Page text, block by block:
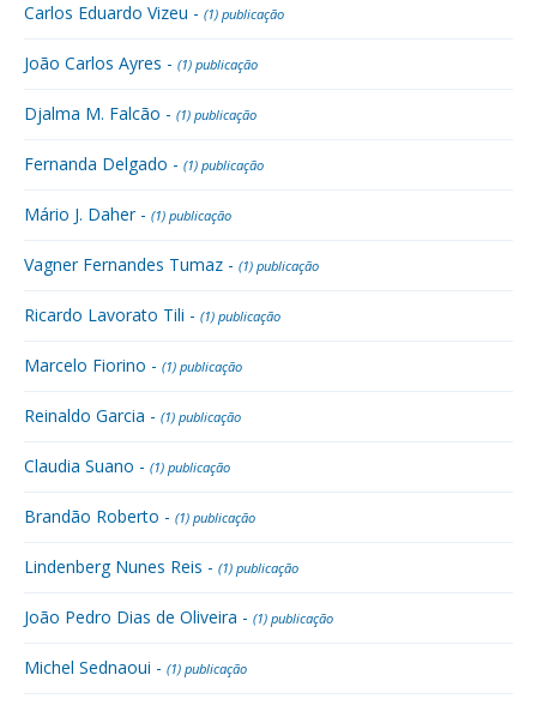
Carlos Eduardo Vizeu - (1) publicação
João Carlos Ayres - (1) publicação
Djalma M. Falcão - (1) publicação
Fernanda Delgado - (1) publicação
Mário J. Daher - (1) publicação
Vagner Fernandes Tumaz - (1) publicação
Ricardo Lavorato Tili - (1) publicação
Marcelo Fiorino - (1) publicação
Reinaldo Garcia - (1) publicação
Claudia Suano - (1) publicação
Brandão Roberto - (1) publicação
Lindenberg Nunes Reis - (1) publicação
João Pedro Dias de Oliveira - (1) publicação
Michel Sednaoui - (1) publicação